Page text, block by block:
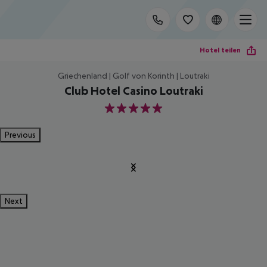
Hotel teilen
Griechenland | Golf von Korinth | Loutraki
Club Hotel Casino Loutraki
5
Previous
Next